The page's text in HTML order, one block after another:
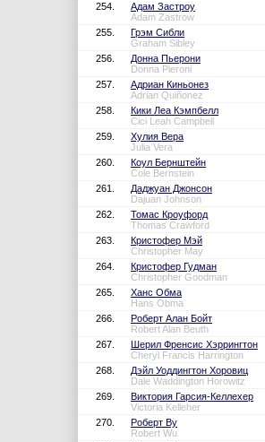
254.
Адам Застроу
Adam Zastrow
255.
Грэм Сибли
Graham Sibley
256.
Донна Пьерони
Donna Pieroni
257.
Адриан Киньонез
Adrian Quiñonez
258.
Кики Леа Кэмпбелл
Cici Leah Campbell
259.
Хулия Вера
Julia Vera
260.
Коул Бернштейн
Cole Bernstein
261.
Даджуан Джонсон
Dajuan Johnson
262.
Томас Кроуфорд
Thomas Crawford
263.
Кристофер Мэй
Christopher May
264.
Кристофер Гудман
Christopher Goodman
265.
Ханс Обма
Hans Obma
266.
Роберт Алан Бойт
Robert Alan Beuth
267.
Шерил Френсис Хэррингтон
Cheryl Francis Harrington
268.
Дэйл Уоддингтон Хоровиц
Dale Waddington Horowitz
269.
Виктория Гарсия-Келлехер
Victoria Kelleher
270.
Роберт Ву
Robert Wu